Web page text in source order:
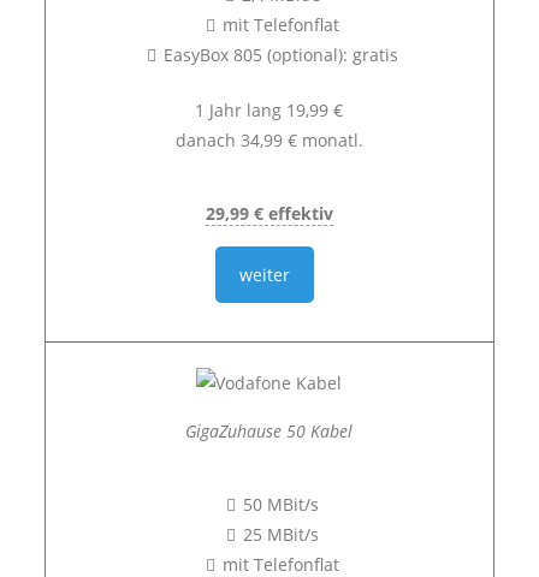
mit Telefonflat
EasyBox 805 (optional): gratis
1 Jahr lang 19,99 €
danach 34,99 € monatl.
29,99 € effektiv
weiter
GigaZuhause 50 Kabel
50 MBit/s
25 MBit/s
mit Telefonflat